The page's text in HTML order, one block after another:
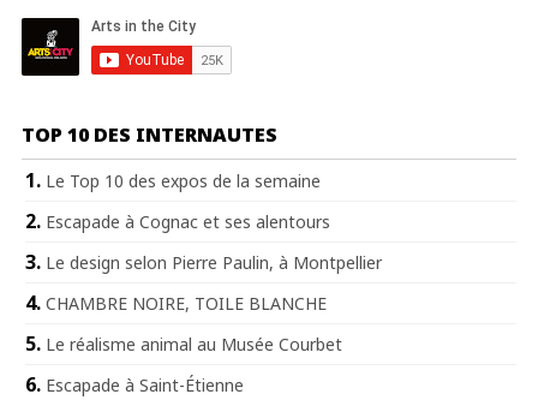
TOP 10 DES INTERNAUTES
Le Top 10 des expos de la semaine
Escapade à Cognac et ses alentours
Le design selon Pierre Paulin, à Montpellier
CHAMBRE NOIRE, TOILE BLANCHE
Le réalisme animal au Musée Courbet
Escapade à Saint-Étienne